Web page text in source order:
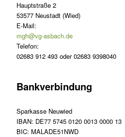
Hauptstraße 2
53577 Neustadt (Wied)
E-Mail:
mgh@vg-asbach.de
Telefon:
02683 912 493 oder 02683 9398040
Bankverbindung
Sparkasse Neuwied
IBAN: DE77 5745 0120 0013 0000 13
BIC: MALADE51NWD